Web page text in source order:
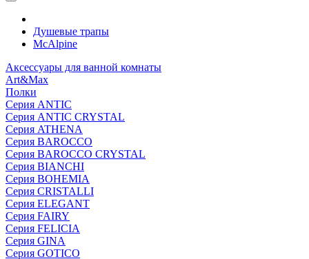
Душевые трапы
McAlpine
Аксессуары для ванной комнаты
Art&Max
Полки
Серия ANTIC
Серия ANTIC CRYSTAL
Серия ATHENA
Серия BAROCCO
Серия BAROCCO CRYSTAL
Серия BIANCHI
Серия BOHEMIA
Серия CRISTALLI
Серия ELEGANT
Серия FAIRY
Серия FELICIA
Серия GINA
Серия GOTICO